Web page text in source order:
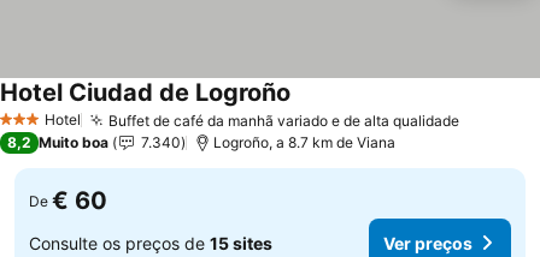
3 EstrelasHotel Buffet de café da manhã variado e de alta qualidadeVer
Hotel Ciudad de Logroño
8,2 Muito boa 7.340 Logroño, a 8.7 km de Viana
De € 60
Consulte os preços de 15 sites Ver preços